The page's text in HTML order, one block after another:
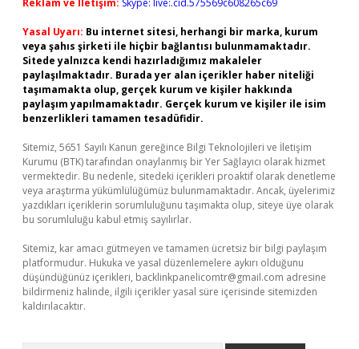
Reklam ve İletişim: Skype: live:.cid.575569c608265c69
Yasal Uyarı: Bu internet sitesi, herhangi bir marka, kurum
veya şahıs şirketi ile hiçbir bağlantısı bulunmamaktadır.
Sitede yalnızca kendi hazırladığımız makaleler
paylaşılmaktadır. Burada yer alan içerikler haber niteliği
taşımamakta olup, gerçek kurum ve kişiler hakkında
paylaşım yapılmamaktadır. Gerçek kurum ve kişiler ile isim
benzerlikleri tamamen tesadüfidir.
Sitemiz, 5651 Sayılı Kanun gereğince Bilgi Teknolojileri ve İletişim
Kurumu (BTK) tarafından onaylanmış bir Yer Sağlayıcı olarak hizmet
vermektedir. Bu nedenle, sitedeki içerikleri proaktif olarak denetleme
veya araştırma yükümlülüğümüz bulunmamaktadır. Ancak, üyelerimiz
yazdıkları içeriklerin sorumluluğunu taşımakta olup, siteye üye olarak
bu sorumluluğu kabul etmiş sayılırlar.
Sitemiz, kar amacı gütmeyen ve tamamen ücretsiz bir bilgi paylaşım
platformudur. Hukuka ve yasal düzenlemelere aykırı olduğunu
düşündüğünüz içerikleri, backlinkpanelicomtr@gmail.com adresine
bildirmeniz halinde, ilgili içerikler yasal süre içerisinde sitemizden
kaldırılacaktır.